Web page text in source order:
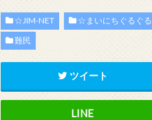
☆JIM-NET ☆まいにちぐるぐる
難民
ツイート